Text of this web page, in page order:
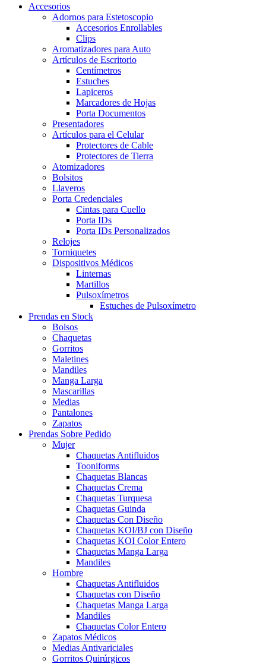
Accesorios
Adornos para Estetoscopio
Accesorios Enrollables
Clips
Aromatizadores para Auto
Artículos de Escritorio
Centímetros
Estuches
Lapiceros
Marcadores de Hojas
Porta Documentos
Presentadores
Artículos para el Celular
Protectores de Cable
Protectores de Tierra
Atomizadores
Bolsitos
Llaveros
Porta Credenciales
Cintas para Cuello
Porta IDs
Porta IDs Personalizados
Relojes
Torniquetes
Dispositivos Médicos
Linternas
Martillos
Pulsoxímetros
Estuches de Pulsoxímetro
Prendas en Stock
Bolsos
Chaquetas
Gorritos
Maletines
Mandiles
Manga Larga
Mascarillas
Medias
Pantalones
Zapatos
Prendas Sobre Pedido
Mujer
Chaquetas Antifluidos
Tooniforms
Chaquetas Blancas
Chaquetas Crema
Chaquetas Turquesa
Chaquetas Guinda
Chaquetas Con Diseño
Chaquetas KOI/BJ con Diseño
Chaquetas KOI Color Entero
Chaquetas Manga Larga
Mandiles
Hombre
Chaquetas Antifluidos
Chaquetas con Diseño
Chaquetas Manga Larga
Mandiles
Chaquetas Color Entero
Zapatos Médicos
Medias Antivariciales
Gorritos Quirúrgicos